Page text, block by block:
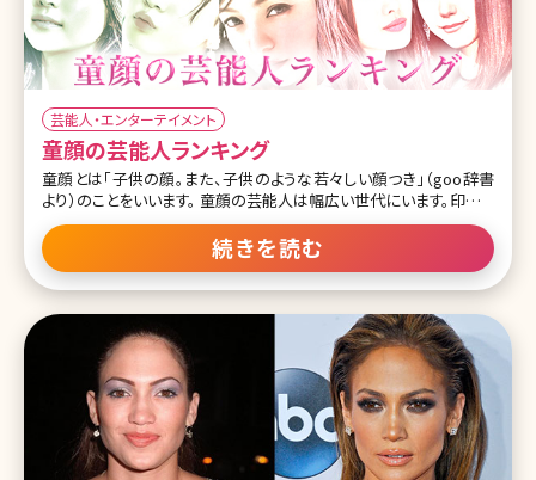
芸能人・エンターテイメント
童顔の芸能人ランキング
童顔とは「子供の顔。また、子供のような若々しい顔つき」（goo辞書
より）のことをいいます。 童顔の芸能人は幅広い世代にいます。印象と
して、いつまでも年をとらないなどが挙げられるのではないでしょう
か。 ここでは、そんな童顔を持つ芸能人をランキングにしてご紹介し
ていきます。 第1位永作博美 この投稿をInstagramで見る 映画『朝が
来る』公式(@asagakuru.movie)がシェアした投稿 年を取ってますま
のママとは思えない若々しい雰囲気です。 肌や髪が綺麗で若々しい
だけではなく、子供っぽさを感じる顔立ちで、唯一無二の不思議な魅
力を感じますね。顔の造りとしては顎が小さめで、おでこが広いこと
が言えそうです。 第2位宮崎あおい この投稿をIns
続きを読む